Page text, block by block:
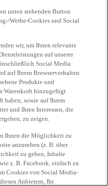
unten stehenden Button
Werbe-Cookies und Social
wir, um Ihnen relevante
auf unserer
Social Media
auf Ihrem Browserverhalten
Produkte und
Warenkorb hinzugefügt
haben, sowie auf Ihrem
und Ihren Interessen, die
zu zeigen.
Ihnen die Möglichkeit zu
anzusehen (z. B. über
zu geben, Inhalte
z. B. Facebook, einfach zu
Cookies von Social Media-
Anbietern, Ihr